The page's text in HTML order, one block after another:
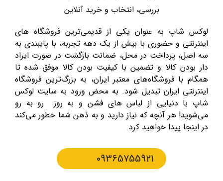
بررسی، انتخاب و خرید آنلاین
لوکس شاپ به عنوان یکی از قدیمی‌ترین فروشگاه های
اینترنتی و حضوری با بیش از یک دهه تجربه، با پایبندی به
سه اصل، پرداخت در محل، ضمانت بازگشت در صورت ایراد
دار بودن کالا و تضمین با کیفیت بودن کالا موفق شده تا
همگام با فروشگاه‌های معتبر ایران، به بزرگ‌ترین فروشگاه
اینترنتی ایران تبدیل شود. به محض ورود به سایت لوکس
شاپ با دنیایی از لباس های فشن و به روز رو به رو
می‌شوید! هر آنچه که نیاز دارید و به ذهن شما خطور می‌کند
در اینجا پیدا خواهید کرد.
09365755921